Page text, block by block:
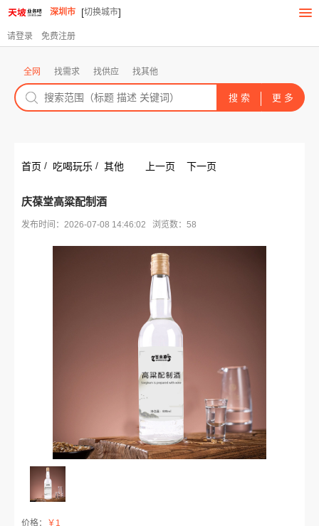
深圳市 [切换城市]
请登录 免费注册
全网 找需求 找供应 找其他
首页 / 吃喝玩乐 / 其他 上一页 下一页
庆葆堂高粱配制酒
发布时间：2026-07-08 14:46:02 浏览数：58
价格： ￥1